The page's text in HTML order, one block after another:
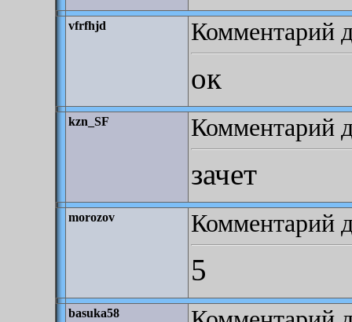
vfrfhjd Комментарий
ок
kzn_SF Комментарий
зачет
morozov Комментарий
5
basuka58